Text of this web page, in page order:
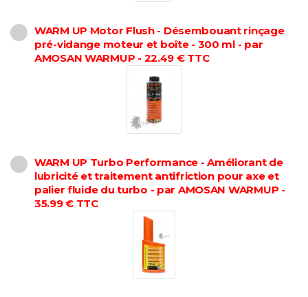
WARM UP Motor Flush - Désembouant rinçage
pré-vidange moteur et boîte - 300 ml - par
AMOSAN WARMUP - 22.49 € TTC
WARM UP Turbo Performance - Améliorant de
lubricité et traitement antifriction pour axe et
palier fluide du turbo - par AMOSAN WARMUP -
35.99 € TTC